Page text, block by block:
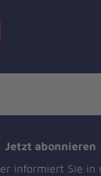
Jetzt abonnieren
informiert Sie in